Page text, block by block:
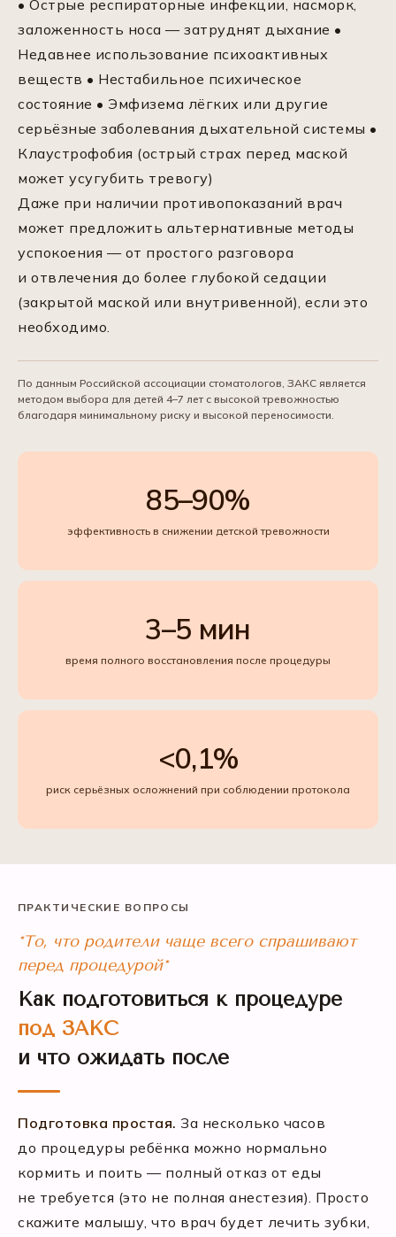
• Острые респираторные инфекции, насморк,
заложенность носа — затруднят дыхание •
Недавнее использование психоактивных
веществ • Нестабильное психическое
состояние • Эмфизема лёгких или другие
серьёзные заболевания дыхательной системы •
Клаустрофобия (острый страх перед маской
может усугубить тревогу)
Даже при наличии противопоказаний врач
может предложить альтернативные методы
успокоения — от простого разговора
и отвлечения до более глубокой седации
(закрытой маской или внутривенной), если это
необходимо.
По данным Российской ассоциации стоматологов, ЗАКС является
методом выбора для детей 4–7 лет с высокой тревожностью
благодаря минимальному риску и высокой переносимости.
85–90%
эффективность в снижении детской тревожности
3–5 мин
время полного восстановления после процедуры
<0,1%
риск серьёзных осложнений при соблюдении протокола
ПРАКТИЧЕСКИЕ ВОПРОСЫ
*То, что родители чаще всего спрашивают
перед процедурой*
Как подготовиться к процедуре
под ЗАКС
и что ожидать после
Подготовка простая. За несколько часов
до процедуры ребёнка можно нормально
кормить и поить — полный отказ от еды
не требуется (это не полная анестезия). Просто
скажите малышу, что врач будет лечить зубки,